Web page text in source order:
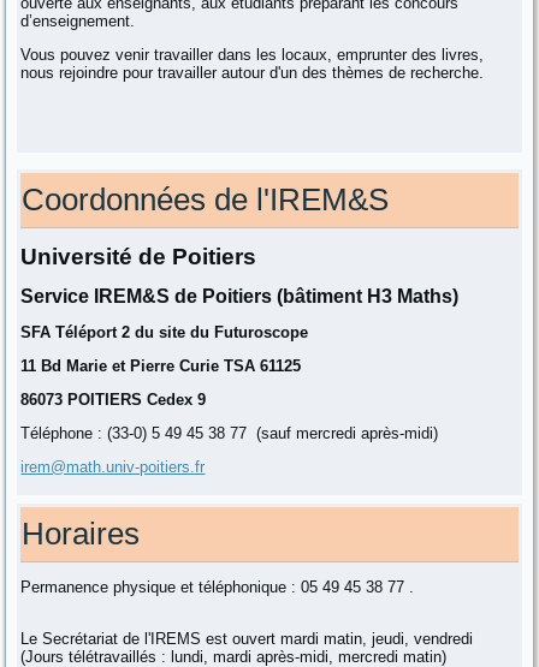
d’enseignement.
Vous pouvez venir travailler dans les locaux, emprunter des livres,
nous rejoindre pour travailler autour d'un des thèmes de recherche.
Coordonnées de l'IREM&S
Université de Poitiers
Service IREM&S de Poitiers (bâtiment H3 Maths)
SFA Téléport 2 du site du Futuroscope
11 Bd Marie et Pierre Curie TSA 61125
86073 POITIERS Cedex 9
Téléphone : (33-0) 5 49 45 38 77 (sauf mercredi après-midi)
irem@math.univ-poitiers.fr
Horaires
Permanence physique et téléphonique : 05 49 45 38 77 .
Le Secrétariat de l'IREMS est ouvert mardi matin, jeudi, vendredi
(Jours télétravaillés : lundi, mardi après-midi, mercredi matin)